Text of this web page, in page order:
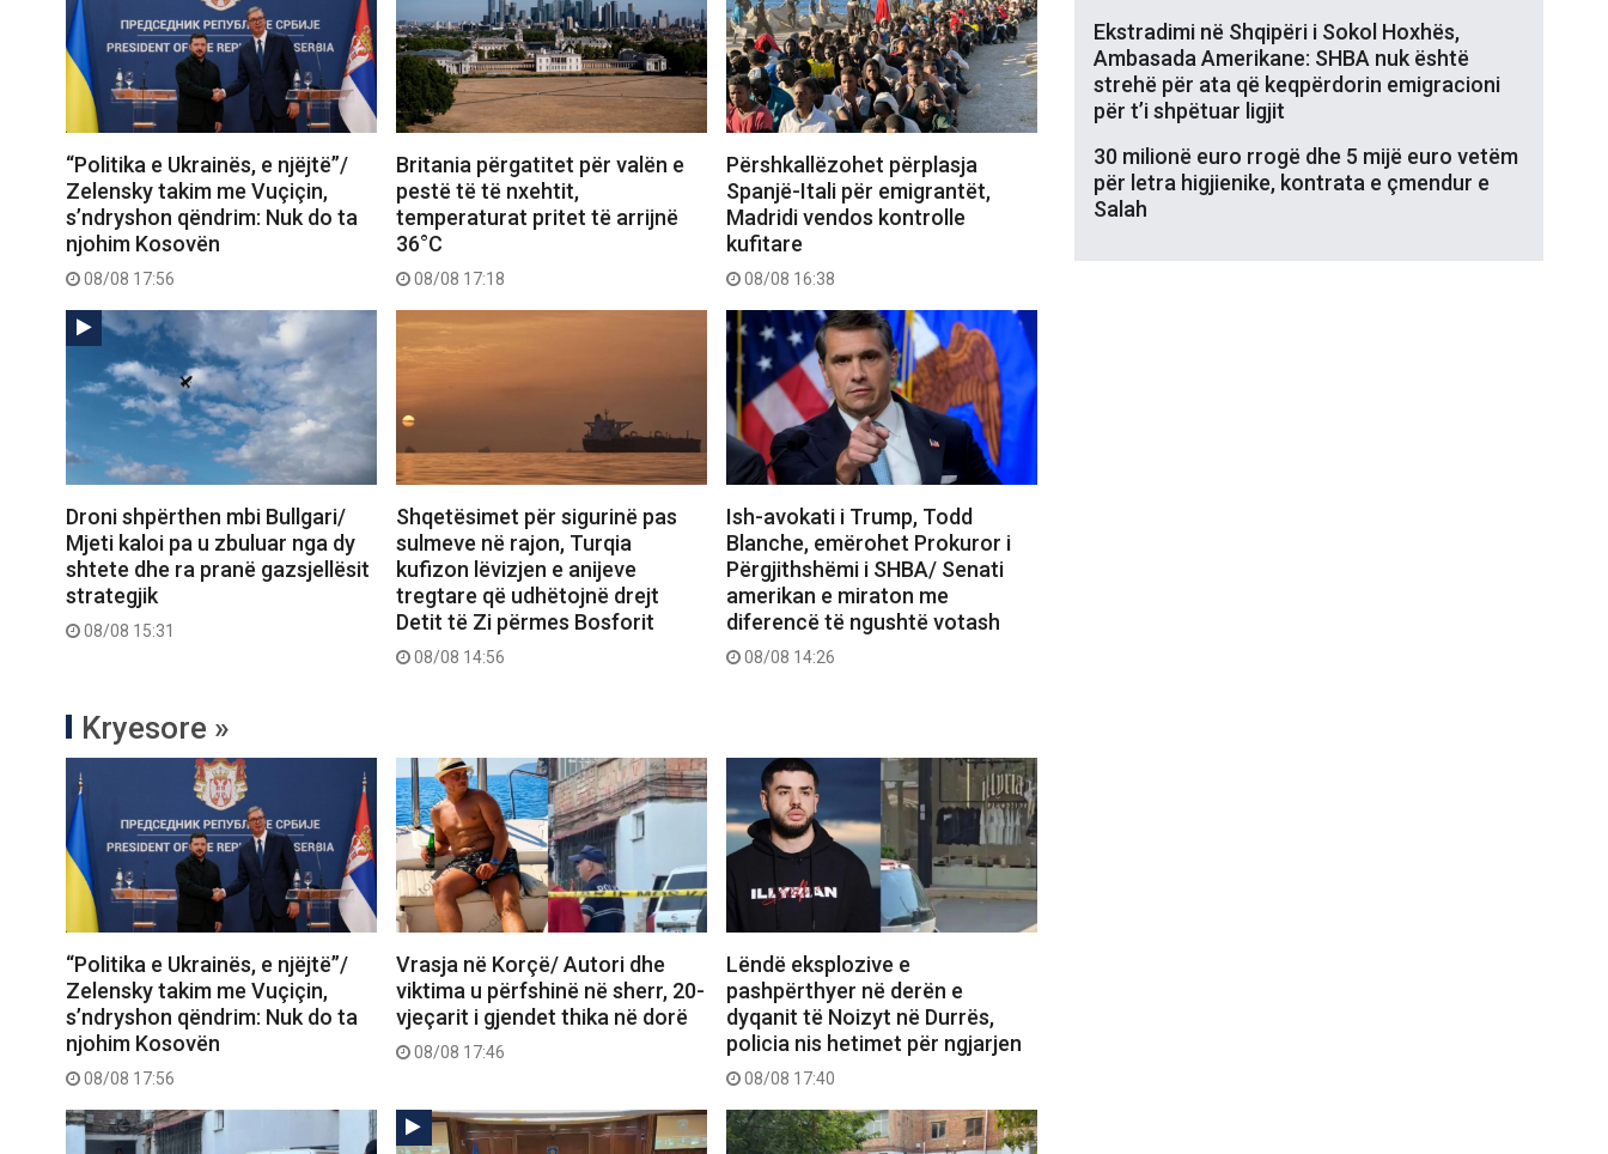
“Politika e Ukrainës, e njëjtë”/
Zelensky takim me Vuçiçin,
s’ndryshon qëndrim: Nuk do ta
njohim Kosovën
08/08 17:56
Britania përgatitet për valën e
pestë të të nxehtit,
temperaturat pritet të arrijnë
36°C
08/08 17:18
Përshkallëzohet përplasja
Spanjë-Itali për emigrantët,
Madridi vendos kontrolle
kufitare
08/08 16:38
Droni shpërthen mbi Bullgari/
Mjeti kaloi pa u zbuluar nga dy
shtete dhe ra pranë gazsjellësit
strategjik
08/08 15:31
Shqetësimet për sigurinë pas
sulmeve në rajon, Turqia
kufizon lëvizjen e anijeve
tregtare që udhëtojnë drejt
Detit të Zi përmes Bosforit
08/08 14:56
Ish-avokati i Trump, Todd
Blanche, emërohet Prokuror i
Përgjithshëmi i SHBA/ Senati
amerikan e miraton me
diferencë të ngushtë votash
08/08 14:26
Kryesore »
“Politika e Ukrainës, e njëjtë”/
Zelensky takim me Vuçiçin,
s’ndryshon qëndrim: Nuk do ta
njohim Kosovën
08/08 17:56
Vrasja në Korçë/ Autori dhe
viktima u përfshinë në sherr, 20-
vjeçarit i gjendet thika në dorë
08/08 17:46
Lëndë eksplozive e
pashpërthyer në derën e
dyqanit të Noizyt në Durrës,
policia nis hetimet për ngjarjen
08/08 17:40
Ekstradimi në Shqipëri i Sokol Hoxhës,
Ambasada Amerikane: SHBA nuk është
strehë për ata që keqpërdorin emigracioni
për t’i shpëtuar ligjit
30 milionë euro rrogë dhe 5 mijë euro vetëm
për letra higjienike, kontrata e çmendur e
Salah